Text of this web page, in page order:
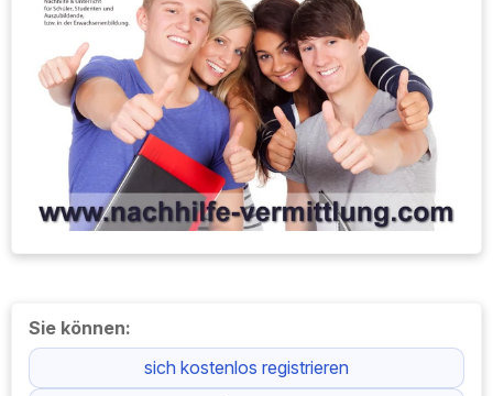
Sie können:
sich kostenlos registrieren